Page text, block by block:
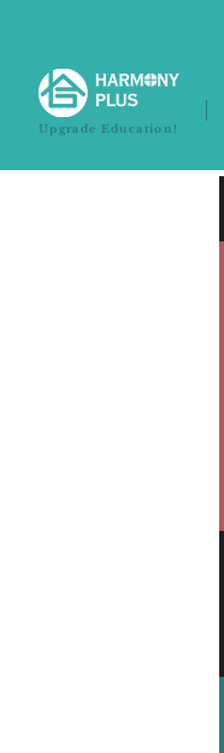
Upgrade Education!